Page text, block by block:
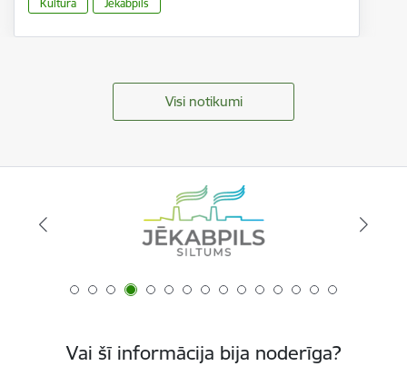
Kultūra Jēkabpils
Visi notikumi
Vai šī informācija bija noderīga?